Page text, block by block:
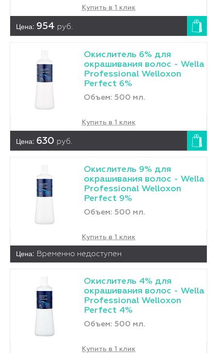
Купить в 1 клик
Цена: 954 руб.
Окислитель 6% для
окрашивания волос - Wella
Professional Welloxon
Perfect 6%
Объем: 500 мл.
Купить в 1 клик
Цена: 630 руб.
Окислитель 9% для
окрашивания волос - Wella
Professional Welloxon
Perfect 9%
Объем: 500 мл.
Купить в 1 клик
Цена: Временно недоступен
Окислитель 4% для
окрашивания волос - Wella
Professional Welloxon
Perfect 4%
Объем: 500 мл.
Купить в 1 клик